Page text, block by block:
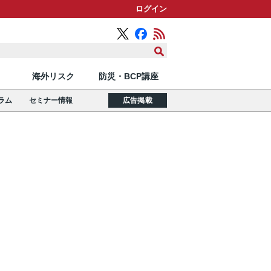
ログイン
海外リスク 防災・BCP講座
ム セミナー情報 広告掲載